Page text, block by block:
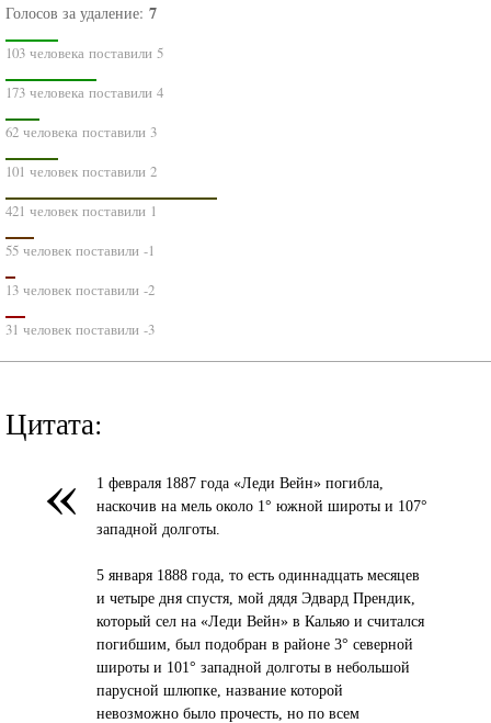
Голосов за удаление: 7
103 человека поставили 5
173 человека поставили 4
62 человека поставили 3
101 человек поставили 2
421 человек поставили 1
55 человек поставили -1
13 человек поставили -2
31 человек поставили -3
Цитата:
«
1 февраля 1887 года «Леди Вейн» погибла,
наскочив на мель около 1° южной широты и 107°
западной долготы.
5 января 1888 года, то есть одиннадцать месяцев
и четыре дня спустя, мой дядя Эдвард Прендик,
который сел на «Леди Вейн» в Кальяо и считался
погибшим, был подобран в районе 3° северной
широты и 101° западной долготы в небольшой
парусной шлюпке, название которой
невозможно было прочесть, но по всем